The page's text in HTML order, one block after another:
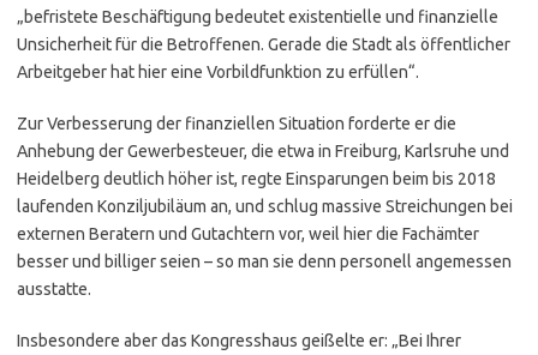
„befristete Beschäftigung bedeutet existentielle und finanzielle
Unsicherheit für die Betroffenen. Gerade die Stadt als öffentlicher
Arbeitgeber hat hier eine Vorbildfunktion zu erfüllen“.
Zur Verbesserung der finanziellen Situation forderte er die
Anhebung der Gewerbesteuer, die etwa in Freiburg, Karlsruhe und
Heidelberg deutlich höher ist, regte Einsparungen beim bis 2018
laufenden Konziljubiläum an, und schlug massive Streichungen bei
externen Beratern und Gutachtern vor, weil hier die Fachämter
besser und billiger seien – so man sie denn personell angemessen
ausstatte.
Insbesondere aber das Kongresshaus geißelte er: „Bei Ihrer